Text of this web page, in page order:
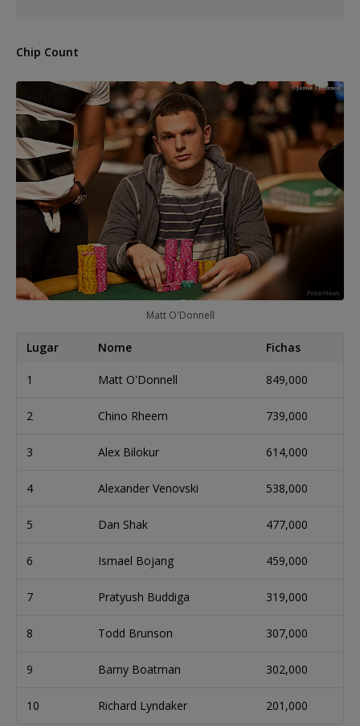
Chip Count
Matt O'Donnell
Lugar Nome Fichas
1 Matt O'Donnell 849,000
2 Chino Rheem 739,000
3 Alex Bilokur 614,000
4 Alexander Venovski 538,000
5 Dan Shak 477,000
6 Ismael Bojang 459,000
7 Pratyush Buddiga 319,000
8 Todd Brunson 307,000
9 Barny Boatman 302,000
10 Richard Lyndaker 201,000